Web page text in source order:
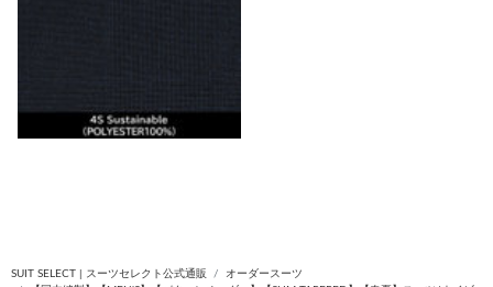
SUIT SELECT | スーツセレクト公式通販
オーダースーツ